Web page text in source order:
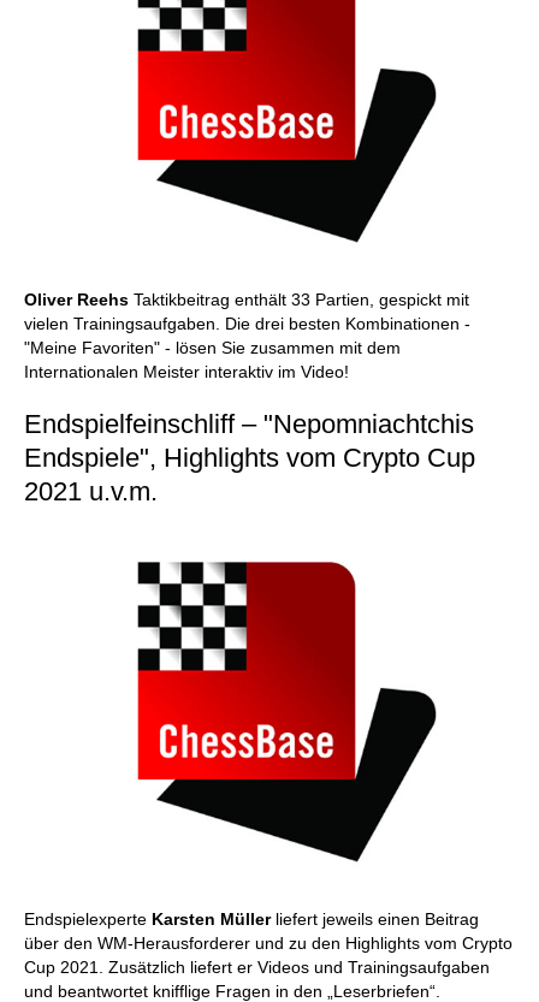
Oliver Reehs Taktikbeitrag enthält 33 Partien, gespickt mit
vielen Trainingsaufgaben. Die drei besten Kombinationen -
"Meine Favoriten" - lösen Sie zusammen mit dem
Internationalen Meister interaktiv im Video!
Endspielfeinschliff – "Nepomniachtchis
Endspiele", Highlights vom Crypto Cup
2021 u.v.m.
Endspielexperte Karsten Müller liefert jeweils einen Beitrag
über den WM-Herausforderer und zu den Highlights vom Crypto
Cup 2021. Zusätzlich liefert er Videos und Trainingsaufgaben
und beantwortet knifflige Fragen in den „Leserbriefen“.